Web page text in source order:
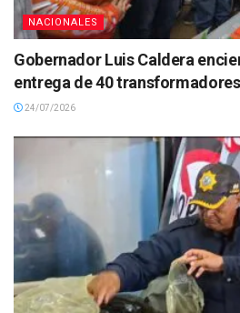
NACIONALES
Gobernador Luis Caldera
entrega de 40
24/07/2026